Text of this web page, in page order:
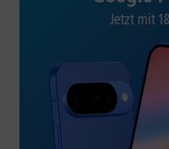
Jetzt mit